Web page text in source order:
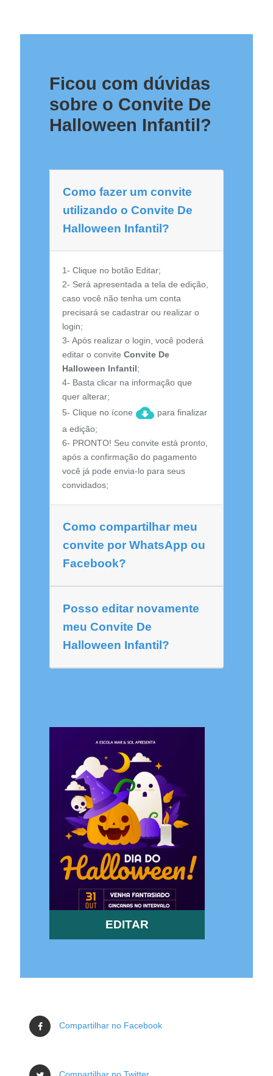
Ficou com dúvidas
sobre o Convite De
Halloween Infantil?
Como fazer um convite
utilizando o Convite De
Halloween Infantil?
1- Clique no botão Editar;
2- Será apresentada a tela de edição,
caso você não tenha um conta
precisará se cadastrar ou realizar o
login;
3- Após realizar o login, você poderá
editar o convite Convite De
Halloween Infantil;
4- Basta clicar na informação que
quer alterar;
5- Clique no ícone
para finalizar
a edição;
6- PRONTO! Seu convite está pronto,
após a confirmação do pagamento
você já pode envia-lo para seus
convidados;
Como compartilhar meu
convite por WhatsApp ou
Facebook?
Posso editar novamente
meu Convite De
Halloween Infantil?
EDITAR
Compartilhar no Facebook